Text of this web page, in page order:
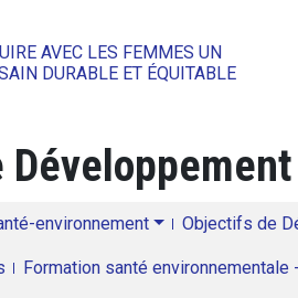
AVEC LES FEMMES UN
DURABLE ET ÉQUITABLE
environnement Objectifs de
Formation santé environnementale -